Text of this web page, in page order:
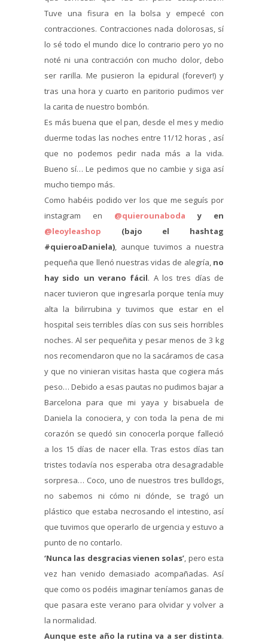
Tuve una fisura en la bolsa y empecé con
contracciones. Contracciones nada dolorosas, sí
lo sé todo el mundo dice lo contrario pero yo no
noté ni una contracción con mucho dolor, debo
ser rarilla. Me pusieron la epidural (forever!) y
tras una hora y cuarto en paritorio pudimos ver
la carita de nuestro bombón.
Es más buena que el pan, desde el mes y medio
duerme todas las noches entre 11/12 horas , así
que no podemos pedir nada más a la vida.
Bueno sí… Le pedimos que no cambie y siga así
mucho tiempo más.
Como habéis podido ver los que me seguís por
instagram en @quierounaboda y en
@leoyleashop (bajo el hashtag
#quieroaDaniela), aunque tuvimos a nuestra
pequeña que llenó nuestras vidas de alegría, no
hay sido un verano fácil. A los tres días de
nacer tuvieron que ingresarla porque tenía muy
alta la bilirrubina y tuvimos que estar en el
hospital seis terribles días con sus seis horribles
noches. Al ser pequeñita y pesar menos de 3 kg
nos recomendaron que no la sacáramos de casa
y que no vinieran visitas hasta que cogiera más
peso… Debido a esas pautas no pudimos bajar a
Barcelona para que mi yaya y bisabuela de
Daniela la conociera, y con toda la pena de mi
corazón se quedó sin conocerla porque falleció
a los 15 días de nacer ella. Tras estos días tan
tristes todavía nos esperaba otra desagradable
sorpresa… Coco, uno de nuestros tres bulldogs,
no sabemos ni cómo ni dónde, se tragó un
plástico que estaba necrosando el intestino, así
que tuvimos que operarlo de urgencia y estuvo a
punto de no contarlo.
‘Nunca las desgracias vienen solas’, pero esta
vez han venido demasiado acompañadas. Así
que como os podéis imaginar teníamos ganas de
que pasara este verano para olvidar y volver a
la normalidad.
Aunque este año la rutina va a ser distinta.